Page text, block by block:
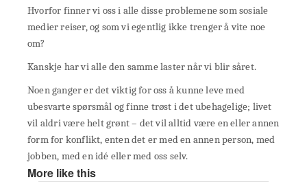
Hvorfor finner vi oss i alle disse problemene som sosiale
medier reiser, og som vi egentlig ikke trenger å vite noe
om?
Kanskje har vi alle den samme laster når vi blir såret.
Noen ganger er det viktig for oss å kunne leve med
ubesvarte spørsmål og finne trøst i det ubehagelige; livet
vil aldri være helt grønt – det vil alltid være en eller annen
form for konflikt, enten det er med en annen person, med
jobben, med en idé eller med oss selv.
More like this